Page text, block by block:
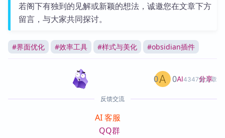
若阁下有独到的见解或新颖的想法，诚邀您在文章下方
留言，与大家共同探讨。
#界面优化 #效率工具 #样式与美化 #obsidian插件
AI4347篇文章
0 0 分享
反馈交流
AI 客服
QQ群